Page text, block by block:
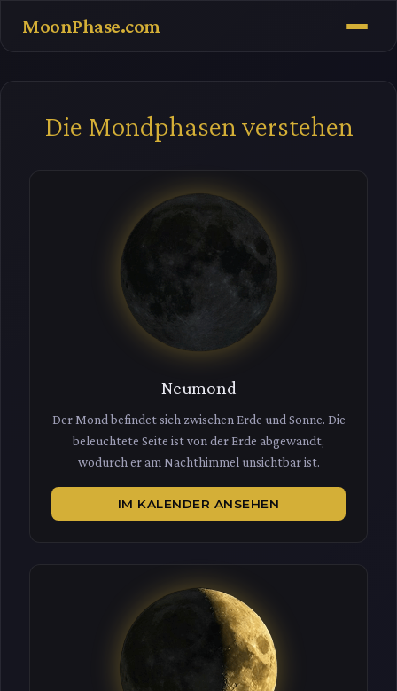
MoonPhase.com
Die Mondphasen verstehen
Neumond
Der Mond befindet sich zwischen Erde und Sonne. Die
beleuchtete Seite ist von der Erde abgewandt,
wodurch er am Nachthimmel unsichtbar ist.
IM KALENDER ANSEHEN